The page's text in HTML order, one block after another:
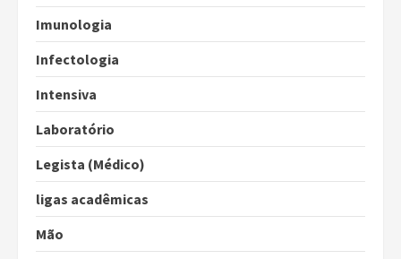
Imunologia
Infectologia
Intensiva
Laboratório
Legista (Médico)
ligas acadêmicas
Mão